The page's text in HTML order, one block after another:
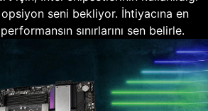
seni bekliyor. İhtiyacına en
sınırlarını sen belirle.